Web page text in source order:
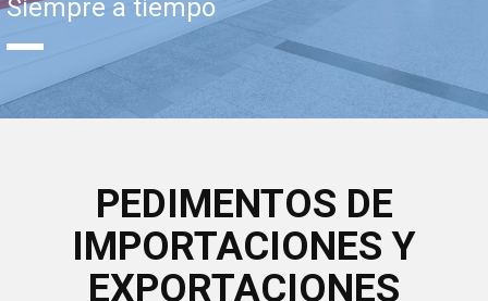
Siempre a tiempo
PEDIMENTOS DE
IMPORTACIONES Y
EXPORTACIONES